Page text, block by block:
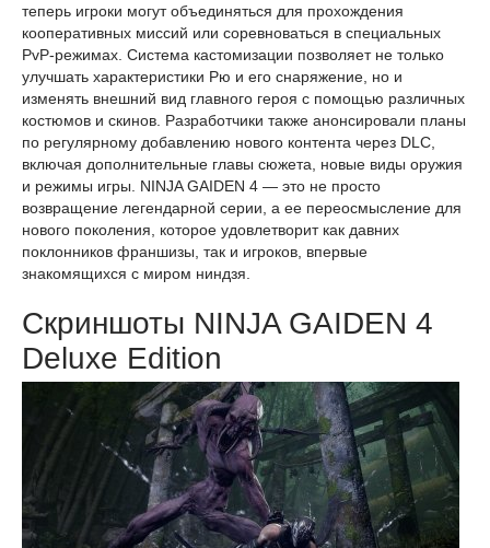
теперь игроки могут объединяться для прохождения
кооперативных миссий или соревноваться в специальных
PvP-режимах. Система кастомизации позволяет не только
улучшать характеристики Рю и его снаряжение, но и
изменять внешний вид главного героя с помощью различных
костюмов и скинов. Разработчики также анонсировали планы
по регулярному добавлению нового контента через DLC,
включая дополнительные главы сюжета, новые виды оружия
и режимы игры. NINJA GAIDEN 4 — это не просто
возвращение легендарной серии, а ее переосмысление для
нового поколения, которое удовлетворит как давних
поклонников франшизы, так и игроков, впервые
знакомящихся с миром ниндзя.
Скриншоты NINJA GAIDEN 4
Deluxe Edition